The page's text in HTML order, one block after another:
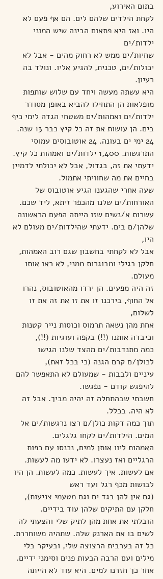
בתום האירוע,
לקחת הילדים שלהם לים. הם אף פעם לא
היו. ואז היא פתאום הבינה שיש המוני
ילדות/ים
שחיות/ים ממש לא רחוק מהים - אבל לא
יכולות/ים, טכנית, להגיע אליו. ונולד בה
רעיון.
היא עשתה מעשה ויחד עם שלוש שותפות
מופלאות הן התחילו להביא באופן מסודר
ילדות/ים ואמהות/ים משטחי הגדה לימי כיף
בים. הן עושות את זה כל קיץ כבר 13 שנה.
24 ימי ים בעונה. 24 אוטובוסים עמוסי
התרגשות. 1,400 ילדות/ים ואמהות כל קיץ.
ידעתי את זה, בגדול, אבל לא יכולתי לדמיין
בחיים את מה שחוויתי אתמול.
שעה אחרי שהגענו הגיע אוטובוס של
האורחות/ים שלנו מהכפר זיתא, ליד שכם.
עשרות א/נשים שזו הייתה הפעם הראשונה
שלהן/ם בים. ידעתי שהילדות/ים מעולם לא
היו,
אבל לא לקחתי בחשבון שגם רוב האמהות,
חלקן בגילי ומבוגרות ממני, לא ראו אותו
מעולם.
זה היה מפעים. הן ירדו מהאוטובוס, נהרו
אל החוף, בירכנו זו את זו את זה את זו
לשלום,
אחת מהן נשאה תרמוס וכוסות נייר קטנות
וכיבדה אותנו (!!) בקפה ועוגיות (!!),
כמה מתנדבות/ים מהצד שלנו הגישו
לכולן/ם קרם הגנה (כי בכל זאת),
עיניים ולבבות - שמעולם לא התאפשר להם
להיפגש קודם - נפגשו.
חשבתי שבהתחלה זה יהיה מביך. אבל זה
לא היה. בכלל.
תוך כמה דקות כולן/ם רצו נרגשות/ים אל
המים. הילדות/ים לקחו גלגלים.
האמהות ליוו אותן למים, נכנסו עם כפות
הרגליים ואז נעצרו. לא ידעו מה לעשות.
אם לעשות. איך לעשות. כמה לעשות. הן היו
לבושות מכף רגל ועד ראש
(גם אין להן בגד ים וגם מטעמי צניעות),
חלקן עם התיקים שלהן עוד בידיים.
הובלתי את אחת מהן לתיק שלי והצעתי לה
לשים בו את הארנק שלה. שתהיה משוחררת.
כל זה בערבית הרצוצה שלי, ובעיקר בלי
מילים ועם הרבה הבעות פנים וסימני ידיים.
אחר כך חזרנו למים. היא עוד לא הייתה